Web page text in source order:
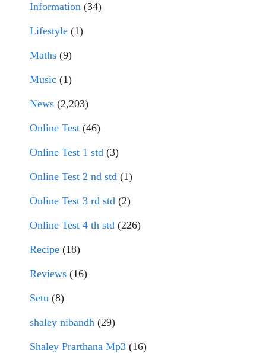
Information (34)
Lifestyle (1)
Maths (9)
Music (1)
News (2,203)
Online Test (46)
Online Test 1 std (3)
Online Test 2 nd std (1)
Online Test 3 rd std (2)
Online Test 4 th std (226)
Recipe (18)
Reviews (16)
Setu (8)
shaley nibandh (29)
Shaley Prarthana Mp3 (16)